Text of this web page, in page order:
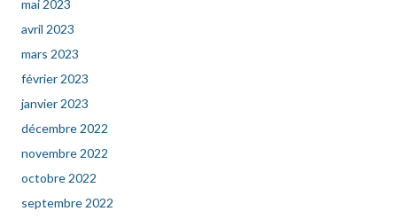
mai 2023
avril 2023
mars 2023
février 2023
janvier 2023
décembre 2022
novembre 2022
octobre 2022
septembre 2022